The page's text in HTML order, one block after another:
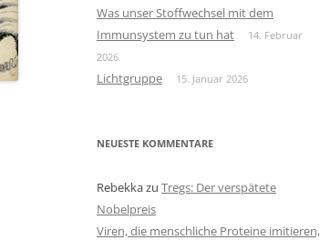
Was unser Stoffwechsel mit dem
Immunsystem zu tun hat
14. Februar
2026
Lichtgruppe 15. Januar 2026
NEUESTE KOMMENTARE
Rebekkazu Tregs: Der verspätete
Nobelpreis
Viren, die menschliche Proteine imitieren,